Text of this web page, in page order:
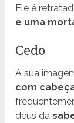
Ele é
e uma
Cedo
A sua
com
deus da